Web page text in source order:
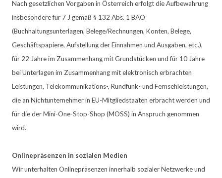
Nach gesetzlichen Vorgaben in Österreich erfolgt die Aufbewahrung
insbesondere für 7 J gemäß § 132 Abs. 1 BAO
(Buchhaltungsunterlagen, Belege/Rechnungen, Konten, Belege,
Geschäftspapiere, Aufstellung der Einnahmen und Ausgaben, etc.),
für 22 Jahre im Zusammenhang mit Grundstücken und für 10 Jahre
bei Unterlagen im Zusammenhang mit elektronisch erbrachten
Leistungen, Telekommunikations-, Rundfunk- und Fernsehleistungen,
die an Nichtunternehmer in EU-Mitgliedstaaten erbracht werden und
für die der Mini-One-Stop-Shop (MOSS) in Anspruch genommen
wird.
Onlinepräsenzen in sozialen Medien
Wir unterhalten Onlinepräsenzen innerhalb sozialer Netzwerke und